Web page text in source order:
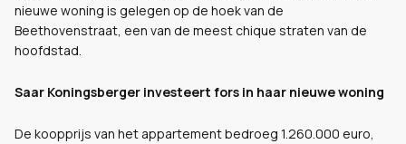
nieuwe woning is gelegen op de hoek van de
Beethovenstraat, een van de meest chique straten van de
hoofdstad.
Saar Koningsberger investeert fors in haar nieuwe woning
De koopprijs van het appartement bedroeg 1.260.000 euro,